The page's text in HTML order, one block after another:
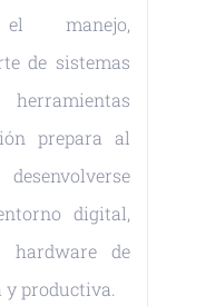
manejo,
de sistemas
prepara al
digital,
hardware de
y productiva.